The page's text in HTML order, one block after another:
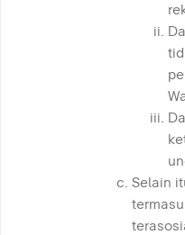
Selain